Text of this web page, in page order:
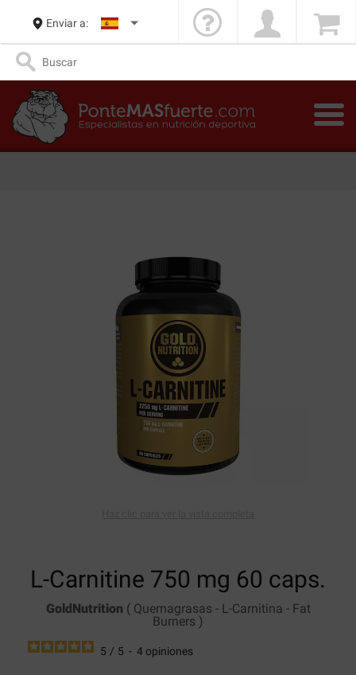
Enviar a:
L-Carnitine 750 mg 60 caps.
GoldNutrition ( Quemagrasas - L-Carnitina - Fat
Burners )
5 / 5 - 4 opiniones